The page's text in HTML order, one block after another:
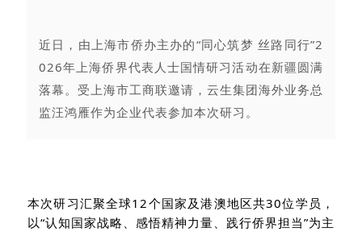
近日，由上海市侨办主办的“同心筑梦 丝路同行”2
026年上海侨界代表人士国情研习活动在新疆圆满
落幕。受上海市工商联邀请，云生集团海外业务总
监汪鸿雁作为企业代表参加本次研习。
本次研习汇聚全球12个国家及港澳地区共30位学员 ，
以“认知国家战略、感悟精神力量、践行侨界担当”为主